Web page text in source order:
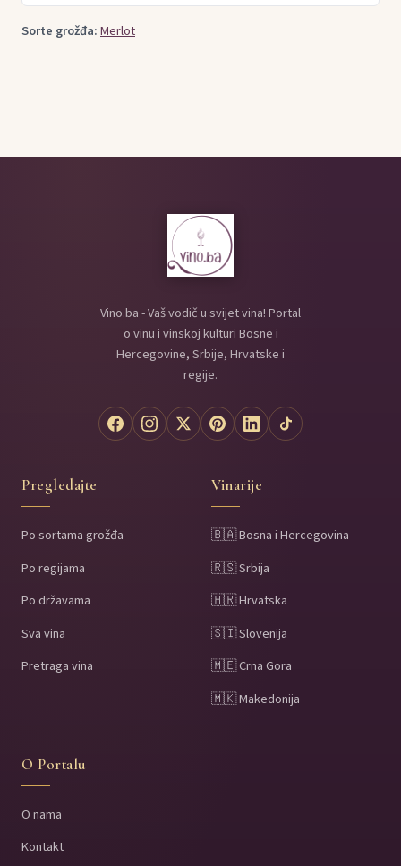
Sorte grožđa:Merlot
Vino.ba - Vaš vodič u svijet vina! Portal
o vinu i vinskoj kulturi Bosne i
Hercegovine, Srbije, Hrvatske i
regije.
Pregledajte
Po sortama grožđa
Po regijama
Po državama
Sva vina
Pretraga vina
Vinarije
🇧🇦 Bosna i Hercegovina
🇷🇸 Srbija
🇭🇷 Hrvatska
🇸🇮 Slovenija
🇲🇪 Crna Gora
🇲🇰 Makedonija
O Portalu
O nama
Kontakt